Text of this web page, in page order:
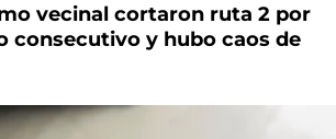
vecinal cortaron ruta 2 por
consecutivo y hubo caos de